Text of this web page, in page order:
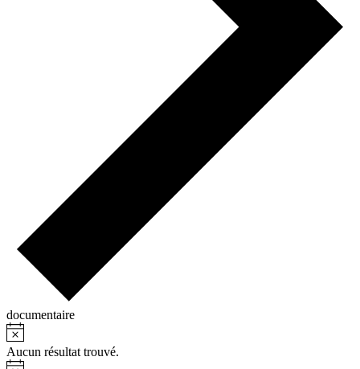
documentaire
Activités
Notice
Aucun résultat trouvé.
Notice